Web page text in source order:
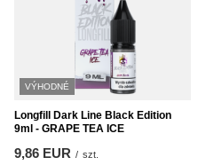
VÝHODNÉ
Longfill Dark Line Black Edition
9ml - GRAPE TEA ICE
9,86 EUR / szt.